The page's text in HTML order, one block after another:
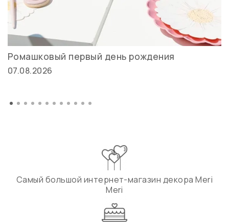
Ромашковый первый день рождения
07.08.2026
Самый большой интернет-магазин декора Meri
Meri